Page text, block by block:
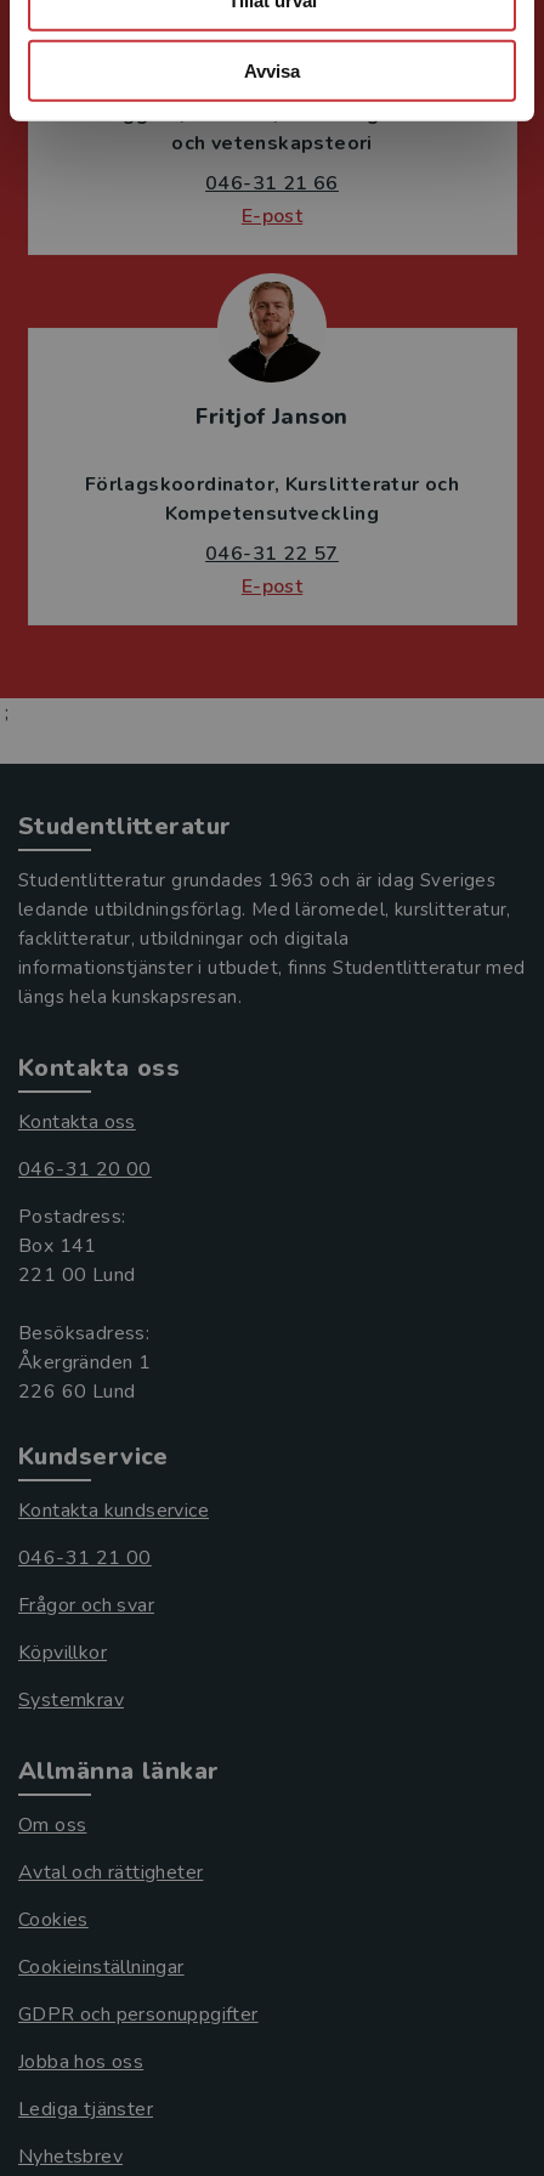
Avvisa
Ola Håkansson
Förläggare Ekonomi Forskningsmetodik
och vetenskapsteori
046-31 21 66
E-post
Fritjof Janson
Förlagskoordinator Kurslitteratur och
Kompetensutveckling
046-31 22 57
E-post
;
Studentlitteratur
Studentlitteratur grundades 1963 och är idag Sveriges
ledande utbildningsförlag. Med läromedel, kurslitteratur,
facklitteratur, utbildningar och digitala
informationstjänster i utbudet, finns Studentlitteratur med
längs hela kunskapsresan.
Kontakta oss
Kontakta oss
046-31 20 00
Postadress:
Box 141
221 00 Lund
Besöksadress:
Åkergränden 1
Kundservice
Kontakta kundservice
046-31 21 00
Frågor och svar
Köpvillkor
Systemkrav
Allmänna länkar
Om oss
Avtal och rättigheter
Cookies
Cookieinställningar
GDPR och personuppgifter
Jobba hos oss
Lediga tjänster
Nyhetsbrev